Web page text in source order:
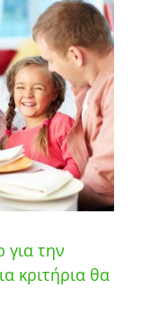
για την
κριτήρια θα